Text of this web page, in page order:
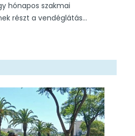
hónapos szakmai
részt a vendéglátás
két szállodában szereznek
miközben
Mobilitási azonosító:
VET-000339658
Easy Job Bridge
diákjainknak ehhez a…